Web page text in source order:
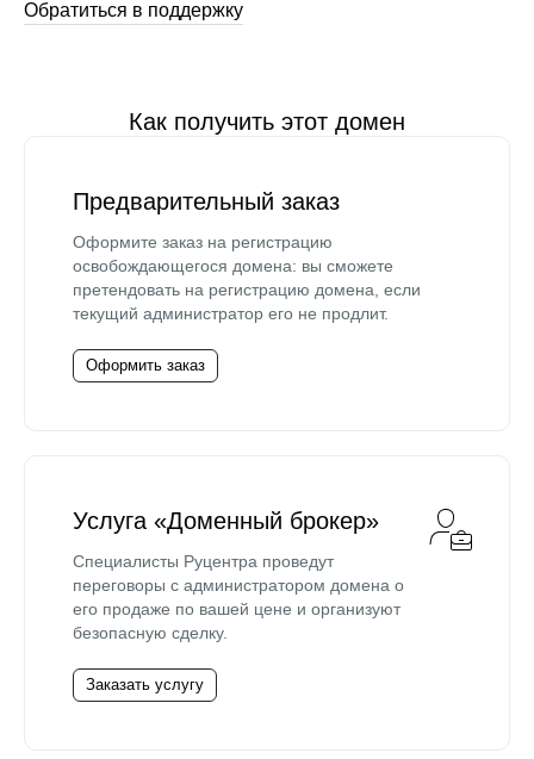
Обратиться в поддержку
Как получить этот домен
Предварительный заказ
Оформите заказ на регистрацию
освобождающегося домена: вы сможете
претендовать на регистрацию домена, если
текущий администратор его не продлит.
Оформить заказ
Услуга «Доменный брокер»
Специалисты Руцентра проведут
переговоры с администратором домена о
его продаже по вашей цене и организуют
безопасную сделку.
Заказать услугу